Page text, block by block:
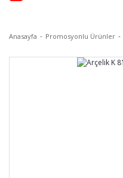
Anasayfa Promosyonlu Ürünler